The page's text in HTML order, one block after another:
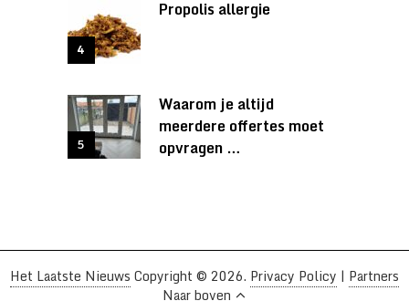
Propolis allergie
Waarom je altijd
meerdere offertes moet
opvragen …
Het Laatste Nieuws Copyright © 2026. Privacy Policy | Partners
Naar boven